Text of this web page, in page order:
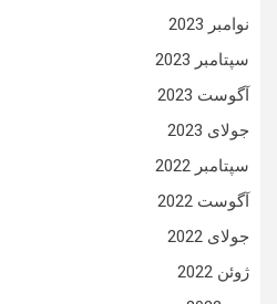
نوامبر 2023
سپتامبر 2023
آگوست 2023
جولای 2023
سپتامبر 2022
آگوست 2022
جولای 2022
ژوئن 2022